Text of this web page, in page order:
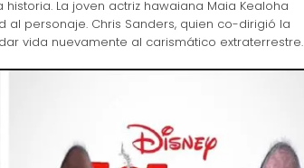
La joven actriz hawaiana Maia Kealoha
personaje. Chris Sanders, quien co-dirigió la
vida nuevamente al carismático extraterrestre.